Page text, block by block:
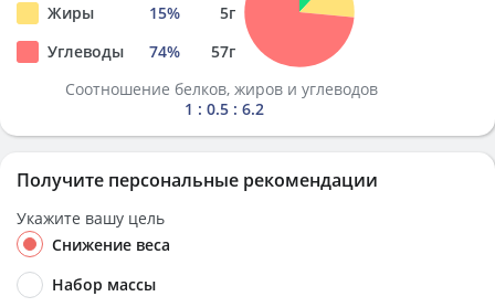
Жиры
15% 5г
Углеводы
74% 57г
Соотношение белков, жиров и углеводов
1 : 0.5 : 6.2
Получите персональные рекомендации
Укажите вашу цель
Снижение веса
Набор массы